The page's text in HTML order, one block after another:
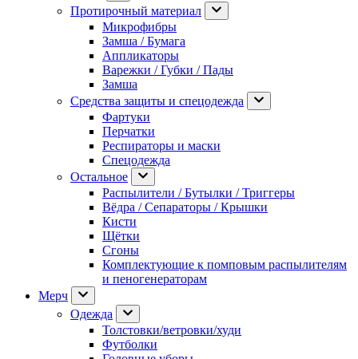
Протирочный материал
Микрофибры
Замша / Бумага
Аппликаторы
Варежки / Губки / Пады
Замша
Средства защиты и спецодежда
Фартуки
Перчатки
Респираторы и маски
Спецодежда
Остальное
Распылители / Бутылки / Триггеры
Вёдра / Сепараторы / Крышки
Кисти
Щётки
Сгоны
Комплектующие к помповым распылителям
и пеногенераторам
Мерч
Одежда
Толстовки/ветровки/худи
Футболки